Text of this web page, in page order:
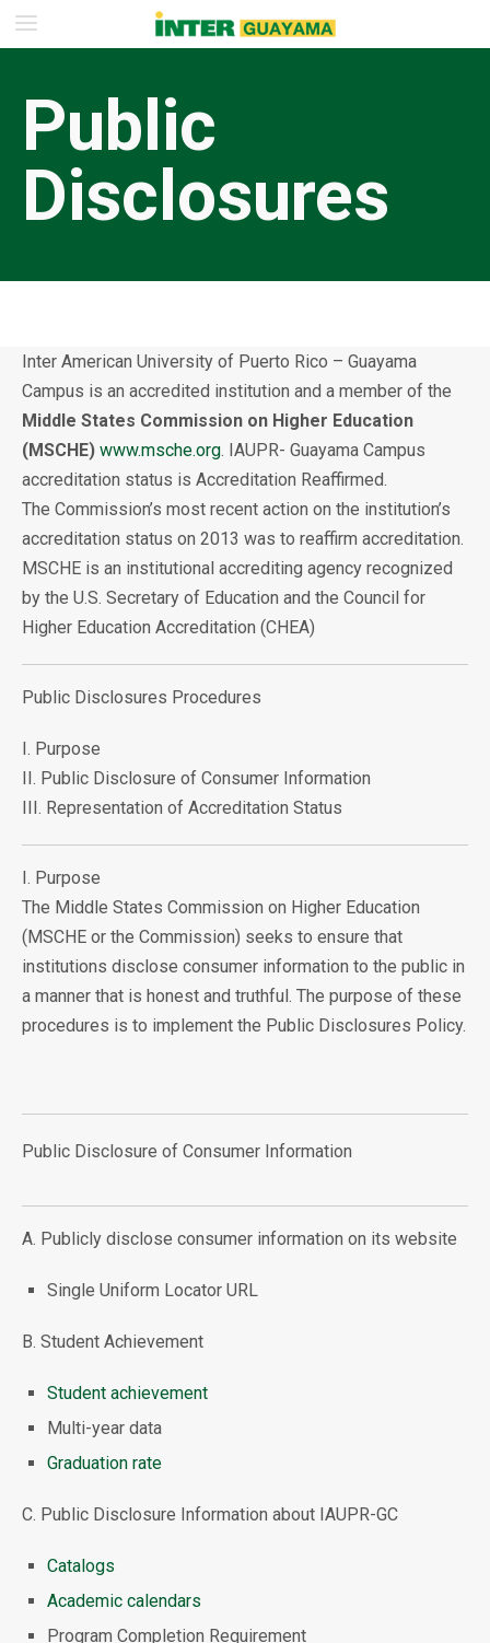
Public
Disclosures
Inter American University of Puerto Rico – Guayama
Campus is an accredited institution and a member of the
Middle States Commission on Higher Education
(MSCHE) www.msche.org. IAUPR- Guayama Campus
accreditation status is Accreditation Reaffirmed.
The Commission’s most recent action on the institution’s
accreditation status on 2013 was to reaffirm accreditation.
MSCHE is an institutional accrediting agency recognized
by the U.S. Secretary of Education and the Council for
Higher Education Accreditation (CHEA)
Public Disclosures Procedures
I. Purpose
II. Public Disclosure of Consumer Information
III. Representation of Accreditation Status
I. Purpose
The Middle States Commission on Higher Education
(MSCHE or the Commission) seeks to ensure that
institutions disclose consumer information to the public in
a manner that is honest and truthful. The purpose of these
procedures is to implement the Public Disclosures Policy.
Public Disclosure of Consumer Information
A. Publicly disclose consumer information on its website
Single Uniform Locator URL
B. Student Achievement
Student achievement
Multi-year data
Graduation rate
C. Public Disclosure Information about IAUPR-GC
Catalogs
Academic calendars
Program Completion Requirement